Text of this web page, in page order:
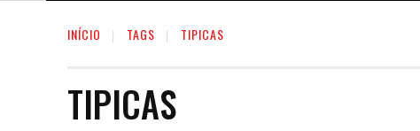
INÍCIO TAGS TIPICAS
TIPICAS